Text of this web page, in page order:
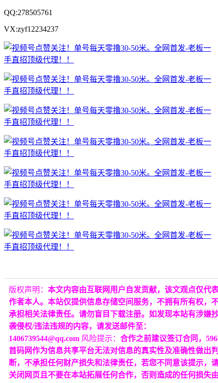
QQ:278505761
VX:zyf12234237
版权声明： 本文内容由互联网用户自发贡献，该文观点仅代
作者本人。本站仅提供信息存储空间服务，不拥有所有权，
承担相关法律责任。请勿盲目下载注册。如发现本站有涉嫌
袭侵权/违法违规的内容，请发送邮件至：
1406739544@qq.com 风险提示： 合作之前建议签订合同，596
首码网作为信息共享平台无法对信息的真实性及准确性做出
断，不承担任何财产损失和法律责任，若您不同意该提示，
关闭网页且不要在本站拓展任何合作，否则造成的任何损失